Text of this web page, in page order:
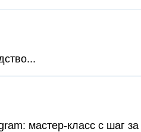
мастер-класс с шаг